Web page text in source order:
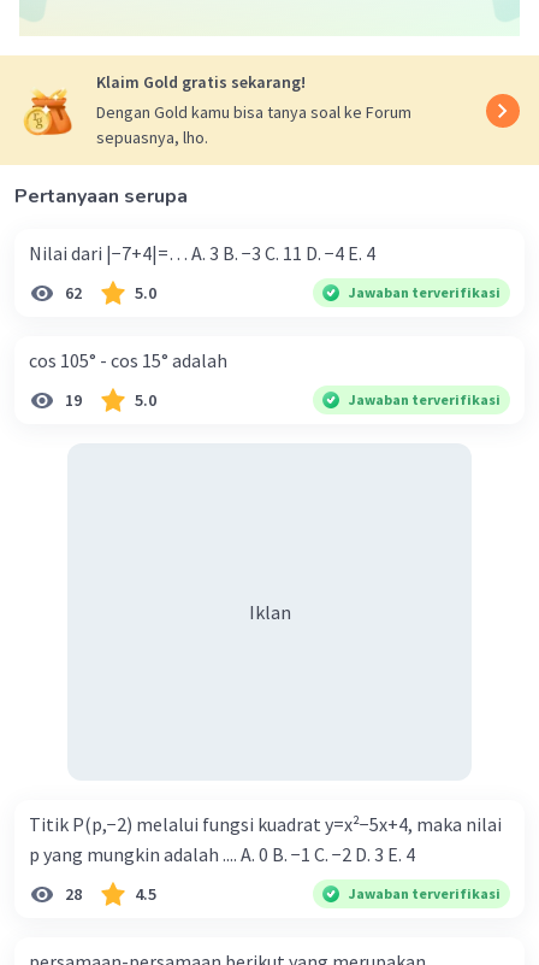
Klaim Gold gratis sekarang!
Dengan Gold kamu bisa tanya soal ke Forum
sepuasnya, lho.
Pertanyaan serupa
Nilai dari |−7+4|=… A. 3 B. −3 C. 11 D. −4 E. 4
62 5.0 Jawaban terverifikasi
cos 105° - cos 15° adalah
19 5.0 Jawaban terverifikasi
Iklan
Titik P(p,−2) melalui fungsi kuadrat y=x²−5x+4, maka nilai
p yang mungkin adalah .... A. 0 B. −1 C. −2 D. 3 E. 4
28 4.5 Jawaban terverifikasi